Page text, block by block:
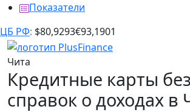
Показатели
ЦБ РФ: $80,9293€93,1901
Чита
Кредитные карты без
справок о доходах в